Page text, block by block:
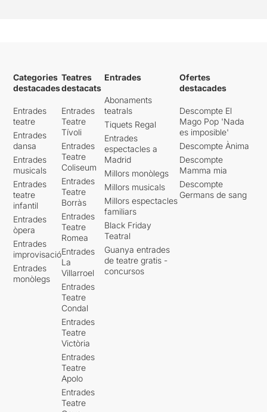
Categories
destacades
Entrades
teatre
Entrades
dansa
Entrades
musicals
Entrades
teatre
infantil
Entrades
òpera
Entrades
improvisació
Entrades
monòlegs
Teatres
destacats
Entrades
Teatre
Tívoli
Entrades
Teatre
Coliseum
Entrades
Teatre
Borràs
Entrades
Teatre
Romea
Entrades
La
Villarroel
Entrades
Teatre
Condal
Entrades
Teatre
Victòria
Entrades
Teatre
Apolo
Entrades
Teatre
Entrades
Abonaments
teatrals
Tiquets Regal
Entrades
espectacles a
Madrid
Millors monòlegs
Millors musicals
Millors espectacles
familiars
Black Friday
Teatral
Guanya entrades
de teatre gratis -
concursos
Ofertes
destacades
Descompte El
Mago Pop 'Nada
es imposible'
Descompte Ànima
Descompte
Mamma mia
Descompte
Germans de sang